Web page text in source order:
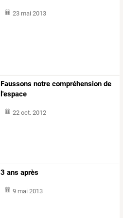
23 mai 2013
Faussons notre compréhension de
l'espace
22 oct. 2012
3 ans après
9 mai 2013